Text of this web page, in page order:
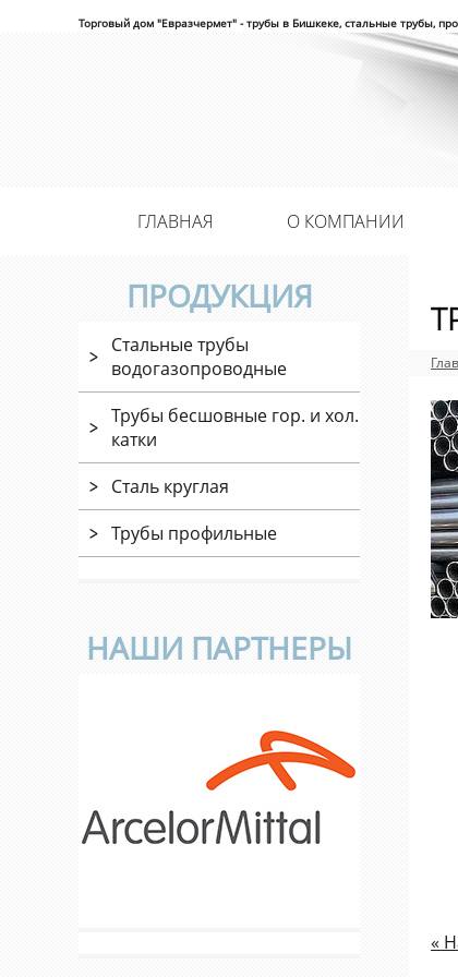
Торговый дом "Евразчермет" - трубы в Бишкеке, стальные трубы,
ГЛАВНАЯ О КОМПАНИИ
ПРОДУКЦИЯ
Стальные трубы
водогазопроводные
Трубы бесшовные гор. и хол.
катки
Сталь круглая
Трубы профильные
НАШИ ПАРТНЕРЫ
«